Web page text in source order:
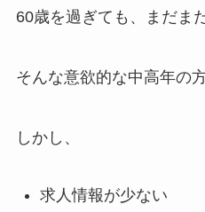
60歳を過ぎても、まだま
そんな意欲的な中高年の
しかし、
求人情報が少ない